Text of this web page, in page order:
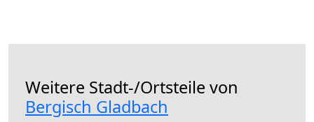
Weitere Stadt-/Ortsteile von
Bergisch Gladbach